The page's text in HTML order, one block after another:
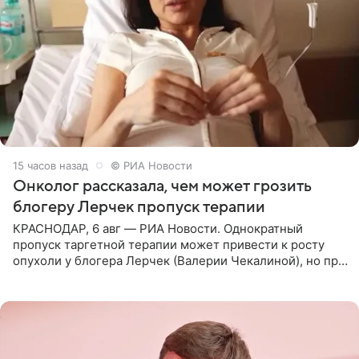
15 часов назад © РИА Новости
Онколог рассказала, чем может грозить
блогеру Лерчек пропуск терапии
КРАСНОДАР, 6 авг — РИА Новости. Однократный
пропуск таргетной терапии может привести к росту
опухоли у блогера Лерчек (Валерии Чекалиной), но при